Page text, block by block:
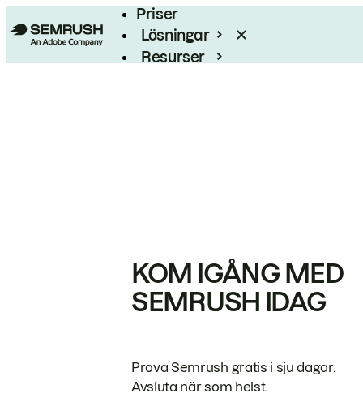
Priser
Lösningar
Resurser
KOM IGÅNG MED
SEMRUSH IDAG
Prova Semrush gratis i sju dagar.
Avsluta när som helst.